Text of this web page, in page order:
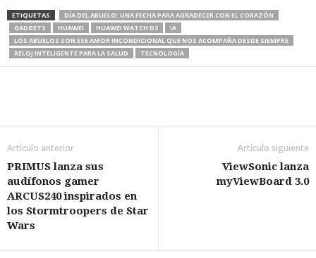
ETIQUETAS
DÍA DEL ABUELO: UNA FECHA PARA AGRADECER CON EL CORAZÓN
GADGETS
HUAWEI HUAWEI WATCH D2
IA
LOS ABUELOS SON ESE AMOR INCONDICIONAL QUE NOS ACOMPAÑA DESDE SIEMPRE
RELOJ INTELIGENTE PARA LA SALUD
TECNOLOGÍA
Artículo anterior
PRIMUS lanza sus
audífonos gamer
ARCUS240 inspirados en
los Stormtroopers de Star
Wars
Artículo siguiente
ViewSonic lanza
myViewBoard 3.0